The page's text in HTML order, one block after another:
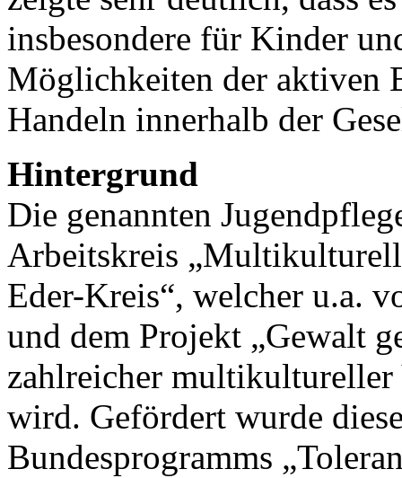
insbesondere für Kinder
Möglichkeiten der aktiven
Handeln innerhalb der
Hintergrund
Die genannten
Arbeitskreis
Eder-Kreis“, welcher u.a.
und dem Projekt „Gewalt
zahlreicher multikultureller
wird. Gefördert wurde
Bundesprogramms